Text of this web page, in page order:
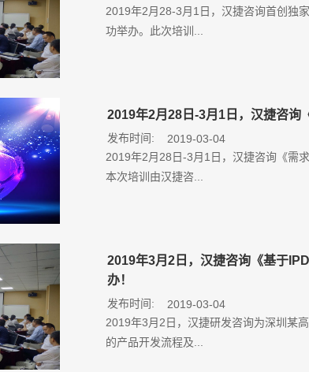
2019年2月28-3月1日，汉捷咨询首创独
功举办。此次培训...
2019年2月28日-3月1日，汉捷咨询
2019-03-04
发布时间:
2019年2月28日-3月1日，汉捷咨询《需
本次培训由汉捷咨...
2019年3月2日，汉捷咨询《基于
办！
2019-03-04
发布时间:
2019年3月2日，汉捷研发咨询为深圳某
的产品开发流程及...